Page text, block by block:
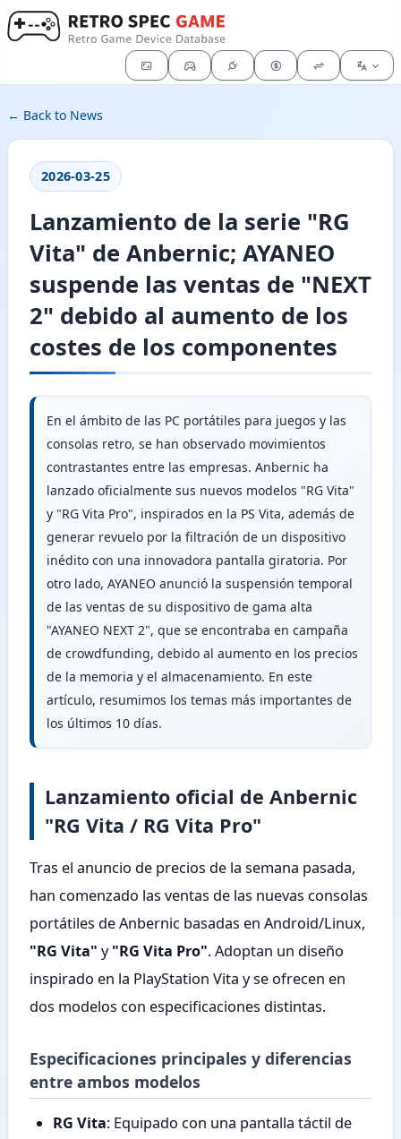
← Back to News
2026-03-25
Lanzamiento de la serie "RG
Vita" de Anbernic; AYANEO
suspende las ventas de "NEXT
2" debido al aumento de los
costes de los componentes
En el ámbito de las PC portátiles para juegos y las
consolas retro, se han observado movimientos
contrastantes entre las empresas. Anbernic ha
lanzado oficialmente sus nuevos modelos "RG Vita"
y "RG Vita Pro", inspirados en la PS Vita, además de
generar revuelo por la filtración de un dispositivo
inédito con una innovadora pantalla giratoria. Por
otro lado, AYANEO anunció la suspensión temporal
de las ventas de su dispositivo de gama alta
"AYANEO NEXT 2", que se encontraba en campaña
de crowdfunding, debido al aumento en los precios
de la memoria y el almacenamiento. En este
artículo, resumimos los temas más importantes de
los últimos 10 días.
Lanzamiento oficial de Anbernic
"RG Vita / RG Vita Pro"
Tras el anuncio de precios de la semana pasada,
han comenzado las ventas de las nuevas consolas
portátiles de Anbernic basadas en Android/Linux,
"RG Vita" y"RG Vita Pro". Adoptan un diseño
inspirado en la PlayStation Vita y se ofrecen en
dos modelos con especificaciones distintas.
Especificaciones principales y diferencias
entre ambos modelos
RG Vita: Equipado con una pantalla táctil de